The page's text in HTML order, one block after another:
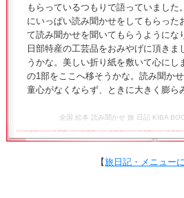
もらっているつもりで語っていました
にいっぱい読み聞かせをしてもらった
て読み聞かせを聞いてもらうようにな
日部特産の工芸品をおみやげに頂きま
うかな。美しい折り紙を敷いて心にし
の1部をここへ移そうかな。読み聞か
童心がなくならず、ときに大きく膨ら
全国 絵本 読み聞かせ 旅 日記 KIBA
【旅日記・メニュー